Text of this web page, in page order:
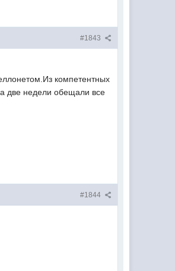
#1843
компетентных
две недели обещали все
#1844